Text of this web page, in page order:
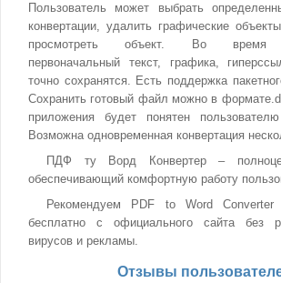
Пользователь может выбрать
конвертации, удалить графические
просмотреть объект. Во время
первоначальный текст, графика,
точно сохранятся. Есть поддержка
Сохранить готовый файл можно в
приложения будет понятен
Возможна одновременная конвертация
ПДФ ту Ворд Конвертер –
обеспечивающий комфортную работу
Рекомендуем PDF to Word Converter
бесплатно с официального сайта без
вирусов и рекламы.
Отзывы